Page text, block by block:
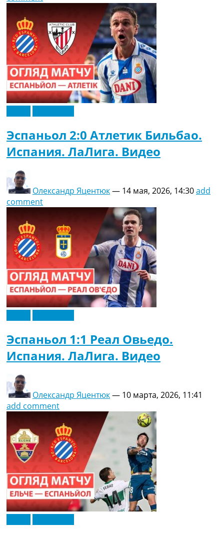
Эспаньол 2:0 Атлетик Бильбао.
Испания. ЛаЛига. Видео
Олександр Яцентюк— 14 мая, 2026, 14:30add
comment
Эспаньол 1:1 Реал Овьедо.
Испания. ЛаЛига. Видео
Олександр Яцентюк— 10 марта, 2026, 11:41
add comment